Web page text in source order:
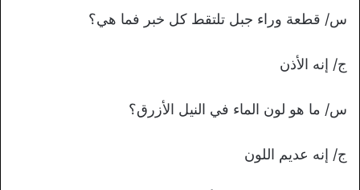
س/ قطعة وراء جبل تلتقط كل خبر فما هي؟
ج/ إنه الأذن
س/ ما هو لون الماء في النيل الأزرق؟
ج/ إنه عديم اللون